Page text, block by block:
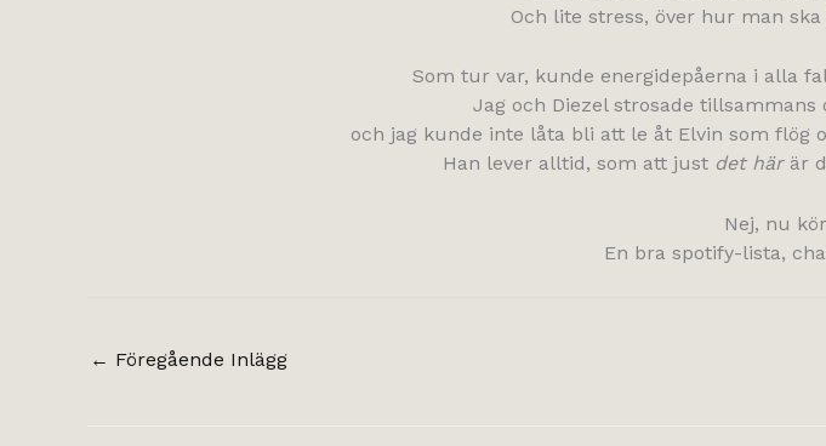
Och lite stress, över hur man
Som tur var, kunde energidepåerna i alla
Jag och Diezel strosade
och jag kunde inte låta bli att le åt Elvin som flög
Han lever alltid, som att just det här är
Nej, nu
En bra spotify-lista,
← Föregående Inlägg